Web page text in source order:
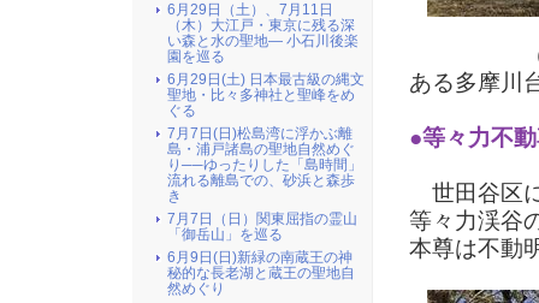
（上の写
ある多摩川
●等々力不
世田谷区
等々力渓谷
本尊は不動
6月29日（土）、7月11日
（木）大江戸・東京に残る深
い森と水の聖地― 小石川後楽
園を巡る
6月29日(土) 日本最古級の縄文
聖地・比々多神社と聖峰をめ
ぐる
7月7日(日)松島湾に浮かぶ離
島・浦戸諸島の聖地自然めぐ
り──ゆったりした「島時間」
流れる離島での、砂浜と森歩
き
7月7日（日）関東屈指の霊山
「御岳山」を巡る
6月9日(日)新緑の南蔵王の神
秘的な長老湖と蔵王の聖地自
然めぐり